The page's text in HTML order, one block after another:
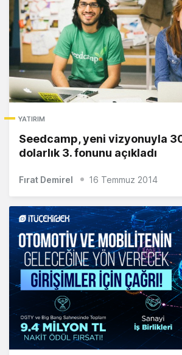
YATIRIM
Seedcamp, yeni vizyonuyla
dolarlık 3. fonunu açıkladı
Fırat Demirel 16 Temmuz 2014